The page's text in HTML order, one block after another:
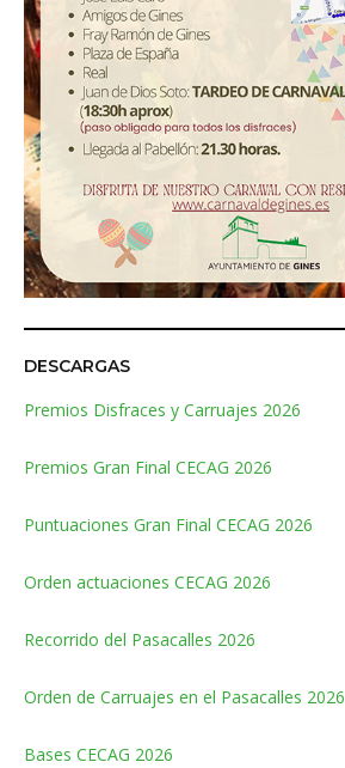
DESCARGAS
Premios Disfraces y Carruajes 2026
Premios Gran Final CECAG 2026
Puntuaciones Gran Final CECAG 2026
Orden actuaciones CECAG 2026
Recorrido del Pasacalles 2026
Orden de Carruajes en el Pasacalles 2026
Bases CECAG 2026